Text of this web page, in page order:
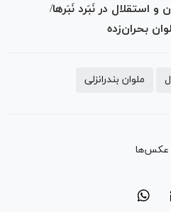
استقلال در نَبَرد نَبَرها/
بحران‌زده
ملوان بندرانزلی
عکس‌ها